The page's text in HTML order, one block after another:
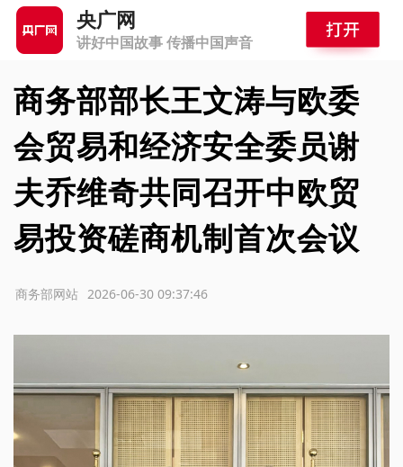
央广网
讲好中国故事 传播中国声音
商务部部长王文涛与欧委
会贸易和经济安全委员谢
夫乔维奇共同召开中欧贸
易投资磋商机制首次会议
2026-06-30 09:37:46
商务部网站